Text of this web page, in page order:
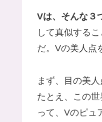
Vは、そんな３
して真似する
だ。Vの美人点
まず、目の美人
たとえ、この
って、Vのピュ